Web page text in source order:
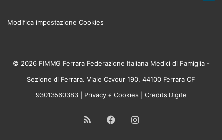
Modifica impostazione Cookies
© 2026 FIMMG Ferrara Federazione Italiana Medici di Famiglia -
Sezione di Ferrara. Viale Cavour 190, 44100 Ferrara CF
93013560383 | Privacye Cookies | Credits Digife
RSS FacebookInstagram